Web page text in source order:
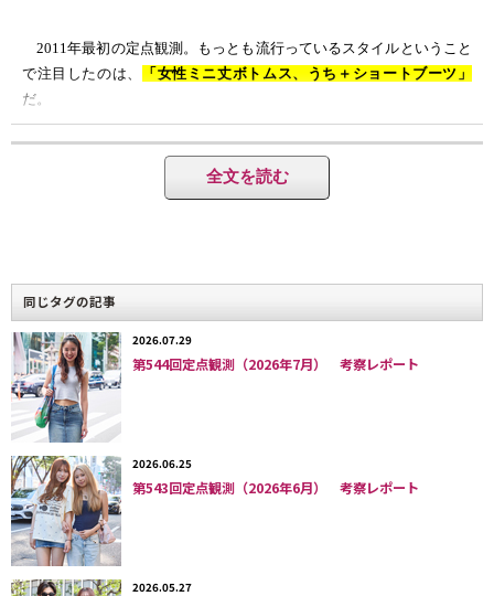
2011年最初の定点観測。もっとも流行っているスタイルということ
で注目したのは、
「女性ミニ丈ボトムス、うち＋ショートブーツ」
だ。
え？また!?と思われる方も少なくないだろうが、原宿・表参道、
銀座、渋谷とプレ定点（プレサーベイ）を行った結果、今のトレンド
の根底にあるのは、個々のアイテムよりも、「ミニ丈＋ニョッキリ足
「ミニ丈」の定義は、膝上丈のボトムスを着用している女性すべ
て。スカートかパンツか、素材や色などは問わない、とした。
ち、＋ショートブーツ」
別称でもあるブーツ＝足首が覆われている靴で、丈が膝と足首の距離
を10とした時に４以下の丈のものすべて、とした。
結果は、もっとも若者が多かった原宿地点でなんと 約38.3
がミニ丈ボトムスを着用。さらに、ミニ丈ボトムス＋ショートブーツ
は 14.8％だった。全国大都市とニアイコールのトレンド感を示す新宿
地点でも、ミニ丈ボトムスの着用率は
のスタイル着用率は約12.2
全文を読む
同じタグの記事
2026.07.29
第544回定点観測（2026年7月） 考察レポート
2026.06.25
第543回定点観測（2026年6月） 考察レポート
2026.05.27